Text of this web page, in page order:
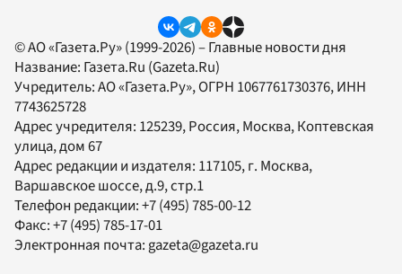
© АО «Газета.Ру» (1999-2026) – Главные новости дня
Название: Газета.Ru (Gazeta.Ru)
Учредитель:АО «Газета.Ру», ОГРН 1067761730376, ИНН
7743625728
Адрес учредителя: 125239, Россия, Москва, Коптевская
улица, дом 67
Адрес редакции и издателя: 117105, г. Москва,
Варшавское шоссе, д.9, стр.1
Телефон редакции:+7 (495) 785-00-12
Факс:+7 (495) 785-17-01
Электронная почта: gazeta@gazeta.ru